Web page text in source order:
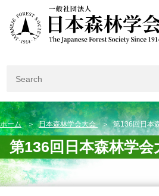
ホーム 日本森林学会大会 第136回日本
第136回日本森林学